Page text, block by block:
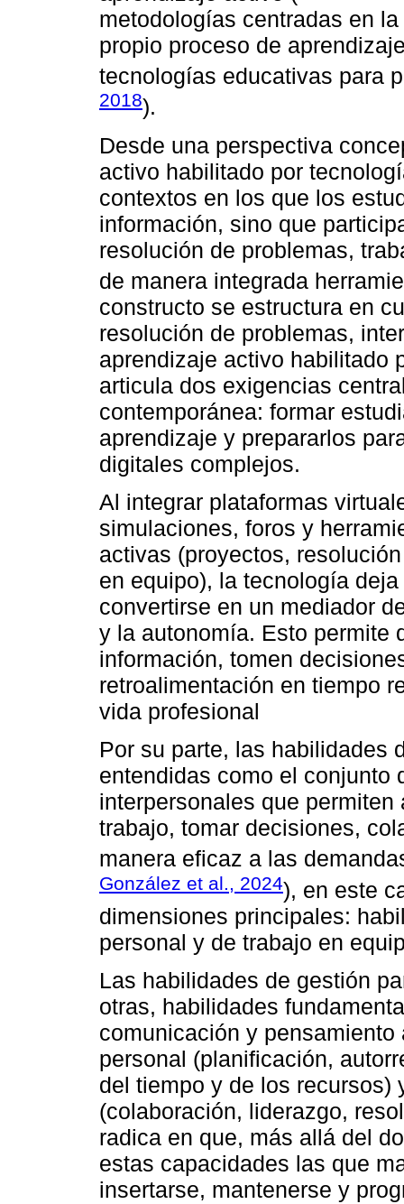
metodologías centradas en
propio proceso de
tecnologías educativas para
2018).
Desde una perspectiva
activo habilitado por
contextos en los que los
información, sino que
resolución de problemas,
de manera integrada
constructo se estructura en
resolución de problemas,
aprendizaje activo habilitado
articula dos exigencias
contemporánea: formar
aprendizaje y prepararlos
digitales complejos.
Al integrar plataformas
simulaciones, foros y
activas (proyectos,
en equipo), la tecnología
convertirse en un mediador
y la autonomía. Esto permite
información, tomen
retroalimentación en tiempo
vida profesional
Por su parte, las habilidades
entendidas como el conjunto
interpersonales que
trabajo, tomar decisiones,
manera eficaz a las
González et al., 2024), en este
dimensiones principales:
personal y de trabajo en
Las habilidades de gestión
otras, habilidades
comunicación y
personal (planificación,
del tiempo y de los recursos)
(colaboración, liderazgo,
radica en que, más allá del
estas capacidades las que
insertarse, mantenerse y